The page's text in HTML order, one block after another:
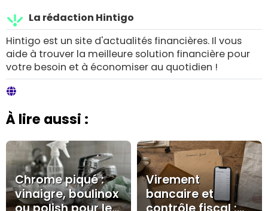
La rédaction Hintigo
Hintigo est un site d'actualités financières. Il vous
aide à trouver la meilleure solution financière pour
votre besoin et à économiser au quotidien !
À lire aussi :
Chrome piqué :
vinaigre, boulinox
Virement
bancaire et